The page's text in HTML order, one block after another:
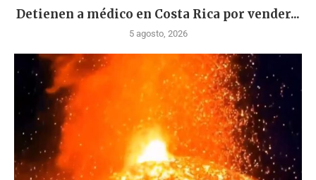
Detienen a médico en Costa Rica por vender...
5 agosto, 2026